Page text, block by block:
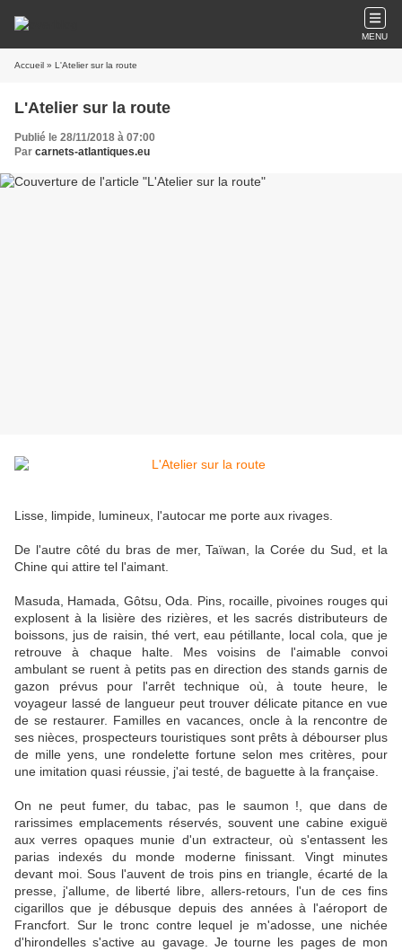
MENU
Accueil » L'Atelier sur la route
L'Atelier sur la route
Publié le 28/11/2018 à 07:00
Par carnets-atlantiques.eu
Lisse, limpide, lumineux, l'autocar me porte aux rivages.
De l'autre côté du bras de mer, Taïwan, la Corée du Sud, et la
Chine qui attire tel l'aimant.
Masuda, Hamada, Gôtsu, Oda. Pins, rocaille, pivoines rouges qui
explosent à la lisière des rizières, et les sacrés distributeurs de
boissons, jus de raisin, thé vert, eau pétillante, local cola, que je
retrouve à chaque halte. Mes voisins de l'aimable convoi
ambulant se ruent à petits pas en direction des stands garnis de
gazon prévus pour l'arrêt technique où, à toute heure, le
voyageur lassé de langueur peut trouver délicate pitance en vue
de se restaurer. Familles en vacances, oncle à la rencontre de
ses nièces, prospecteurs touristiques sont prêts à débourser plus
de mille yens, une rondelette fortune selon mes critères, pour
une imitation quasi réussie, j'ai testé, de baguette à la française.
On ne peut fumer, du tabac, pas le saumon !, que dans de
rarissimes emplacements réservés, souvent une cabine exiguë
aux verres opaques munie d'un extracteur, où s'entassent les
parias indexés du monde moderne finissant. Vingt minutes
devant moi. Sous l'auvent de trois pins en triangle, écarté de la
presse, j'allume, de liberté libre, allers-retours, l'un de ces fins
cigarillos que je débusque depuis des années à l'aéroport de
Francfort. Sur le tronc contre lequel je m'adosse, une nichée
d'hirondelles s'active au gavage. Je tourne les pages de mon